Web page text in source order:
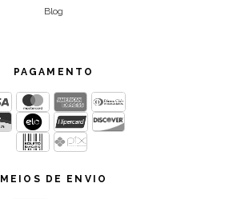
Blog
PAGAMENTO
MEIOS DE ENVIO